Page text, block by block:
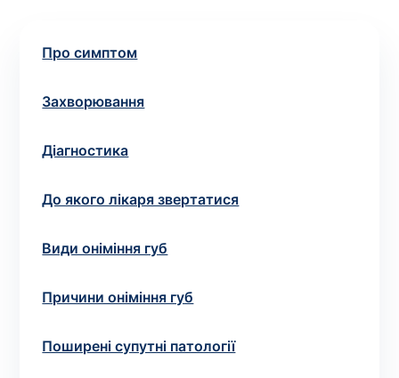
Про симптом
Захворювання
Діагностика
До якого лікаря звертатися
Види оніміння губ
Причини оніміння губ
Поширені супутні патології
Номер телефону
Вибрати клініку
Оформити замовлення
Якщо ви не знаєте, які аналізи вам необхідні,